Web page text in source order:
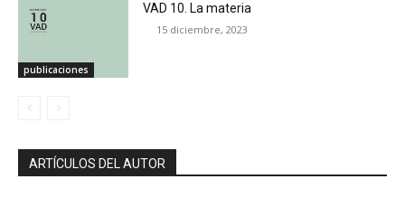
publicaciones
VAD 10. La materia
15 diciembre, 2023
ARTÍCULOS DEL AUTOR